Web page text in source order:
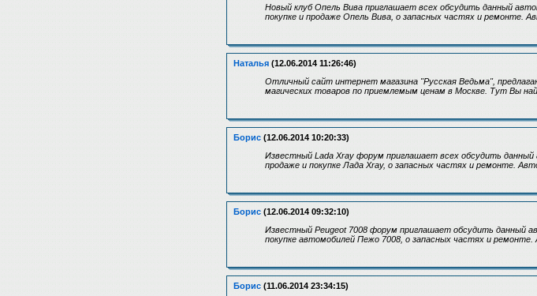
Новый клуб Опель Вива приглашает всех обсудить данный
покупке и продаже Опель Вива, о запасных частях и ремонте.
Наталья (12.06.2014 11:26:46)
Отличный сайт интернет магазина "Русская Ведьма",
магических товаров по приемлемым ценам в Москве. Тут Вы
Борис (12.06.2014 10:20:33)
Известный Lada Xray форум приглашает всех обсудить
продаже и покупке Лада Xray, о запасных частях и ремонте.
Борис (12.06.2014 09:32:10)
Известный Peugeot 7008 форум приглашает обсудить данный
покупке автомобилей Пежо 7008, о запасных частях и
Борис (11.06.2014 23:34:15)